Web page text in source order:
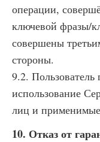
операции,
ключевой фразы/
совершены
стороны.
9.2. Пользователь
использование
лиц и
10. Отказ от